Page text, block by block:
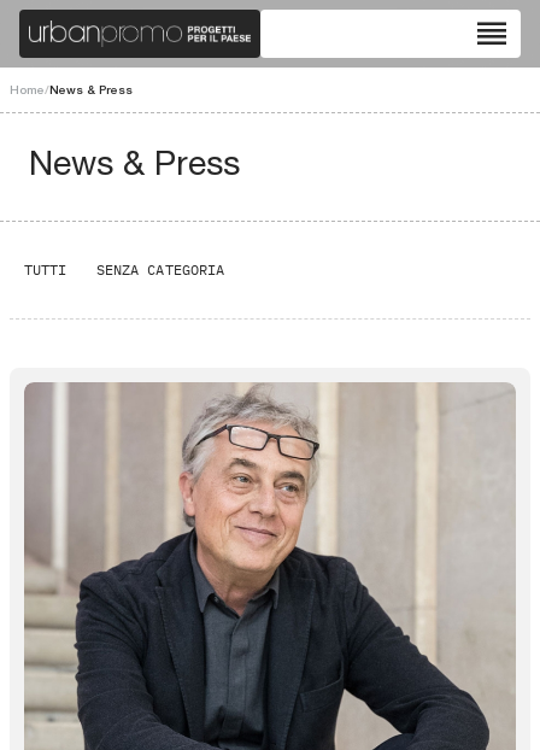
reorder
Home/News & Press
News & Press
TUTTI SENZA CATEGORIA